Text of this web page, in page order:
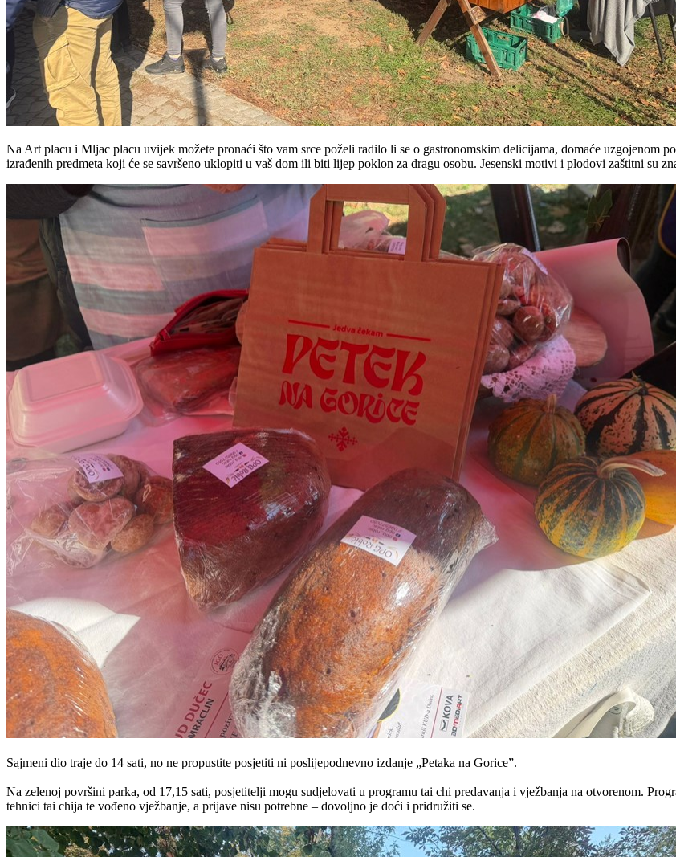
Na Art placu i Mljac placu uvijek možete pronaći što vam srce poželi radilo li se o gastronomskim delicijama, domaće uzgojenom
izrađenih predmeta koji će se savršeno uklopiti u vaš dom ili biti lijep poklon za dragu osobu. Jesenski motivi i plodovi zaštitni su
Sajmeni dio traje do 14 sati, no ne propustite posjetiti ni poslijepodnevno izdanje „Petaka na Gorice”.
Na zelenoj površini parka, od 17,15 sati, posjetitelji mogu sudjelovati u programu tai chi predavanja i vježbanja na otvorenom.
tehnici tai chija te vođeno vježbanje, a prijave nisu potrebne – dovoljno je doći i pridružiti se.